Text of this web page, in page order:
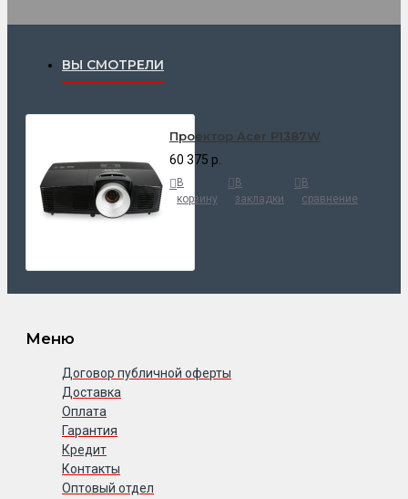
ВЫ СМОТРЕЛИ
Проектор Acer P1387W
60 375 р.
В
корзину
В
закладки
В
сравнение
Меню
Договор публичной оферты
Доставка
Оплата
Гарантия
Кредит
Контакты
Оптовый отдел